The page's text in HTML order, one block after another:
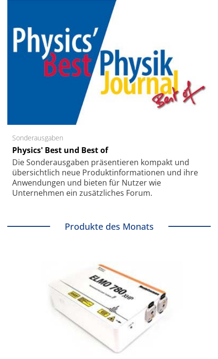
Sonderausgaben
Physics' Best und Best of
Die Sonder­ausgaben präsentieren kompakt und
übersichtlich neue Produkt­informationen und ihre
Anwendungen und bieten für Nutzer wie
Unternehmen ein zusätzliches Forum.
Produkte des Monats